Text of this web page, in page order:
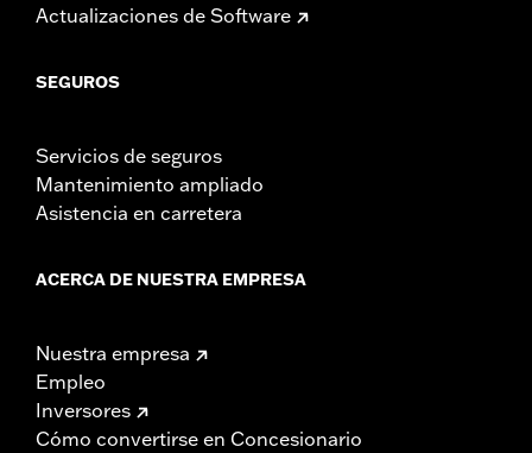
Actualizaciones de Software
SEGUROS
Servicios de seguros
Mantenimiento ampliado
Asistencia en carretera
ACERCA DE NUESTRA EMPRESA
Nuestra empresa
Empleo
Inversores
Cómo convertirse en Concesionario